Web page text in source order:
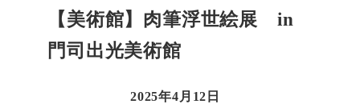
【美術館】肉筆浮世絵展 in
門司出光美術館
2025年4月12日